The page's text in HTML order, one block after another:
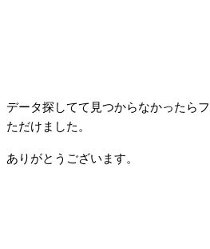
データ探してて見つからなかったら
ただけました。
ありがとうございます。